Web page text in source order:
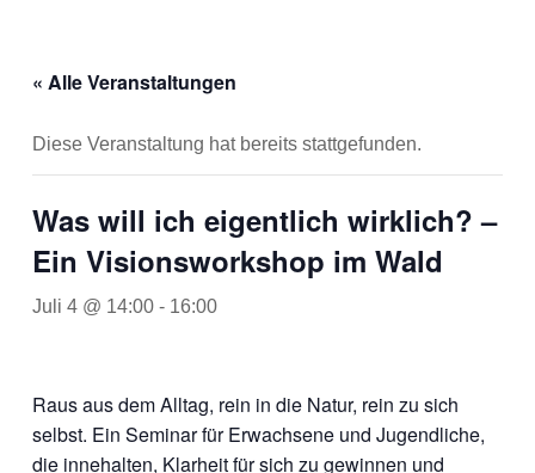
« Alle Veranstaltungen
Diese Veranstaltung hat bereits stattgefunden.
Was will ich eigentlich wirklich? –
Ein Visionsworkshop im Wald
Juli 4 @ 14:00- 16:00
Raus aus dem Alltag, rein in die Natur, rein zu sich
selbst. Ein Seminar für Erwachsene und Jugendliche,
die innehalten, Klarheit für sich zu gewinnen und